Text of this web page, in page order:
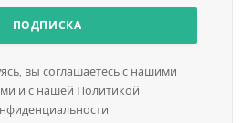
вы соглашаетесь с нашими
и с нашей Политикой